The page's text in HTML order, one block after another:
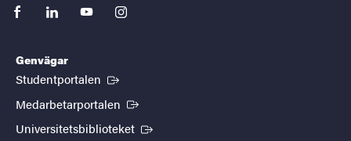
facebooklinkedinyoutubeinstagram
Genvägar
Studentportalen (Extern länk)
Medarbetarportalen (Extern länk)
Universitetsbiblioteket (Extern länk)